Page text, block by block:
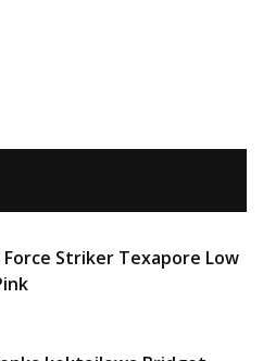
Force Striker Texapore Low